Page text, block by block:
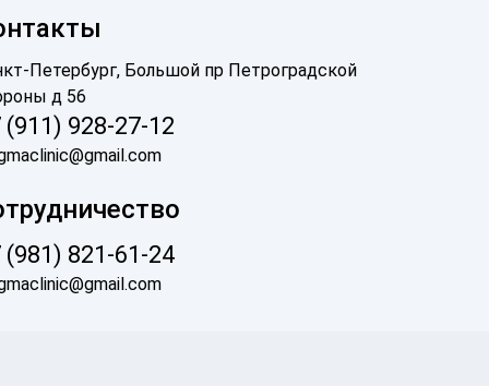
Петербург, Большой пр Петроградской
д 56
(911) 928-27-12
(981) 821-61-24